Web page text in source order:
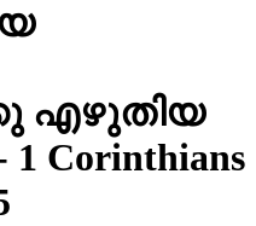
എഴുതിയ
1 Corinthians